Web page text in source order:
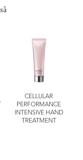
CELLULAR
PERFORMANCE
INTENSIVE HAND
TREATMENT